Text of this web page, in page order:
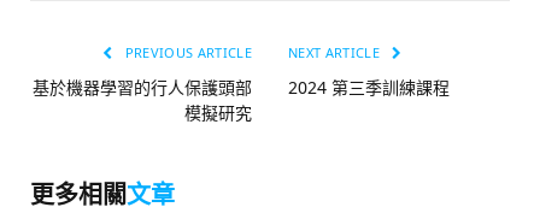
PREVIOUS ARTICLE
基於機器學習的行人保護頭部
模擬研究
NEXT ARTICLE
2024 第三季訓練課程
更多相關文章